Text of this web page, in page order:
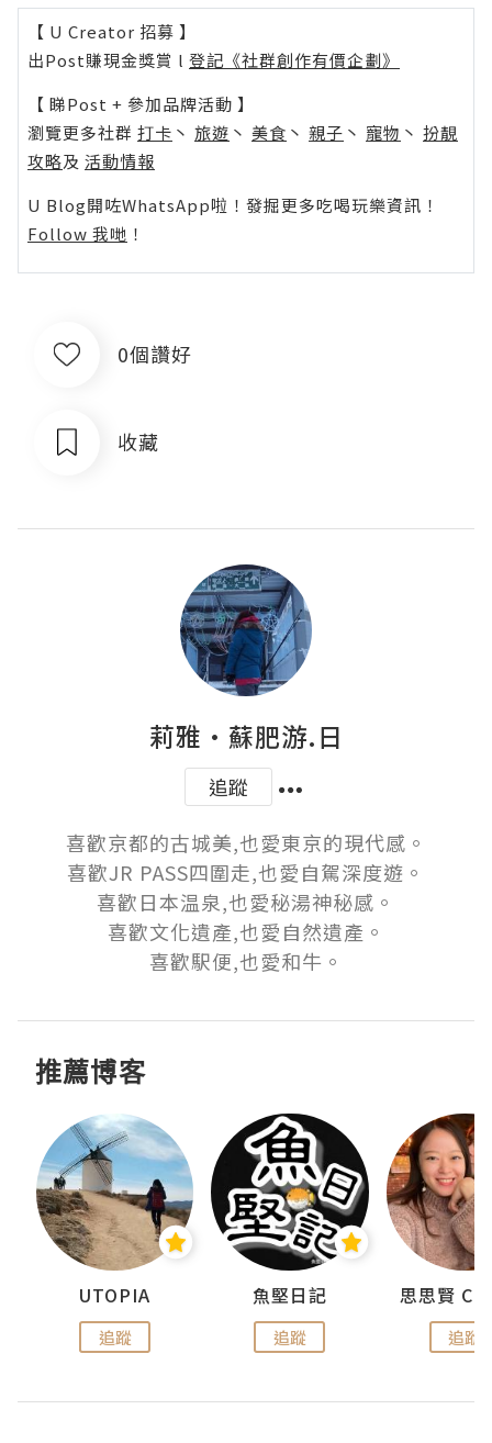
【 U Creator 招募 】
出Post賺現金獎賞 l 登記《社群創作有價企劃》
【 睇Post + 參加品牌活動 】
瀏覽更多社群 打卡 丶 旅遊 丶 美食 丶 親子 丶 寵物 丶 扮靚
攻略及 活動情報
U Blog開咗WhatsApp啦！發掘更多吃喝玩樂資訊！
Follow 我哋 ！
0個讚好
收藏
莉雅·蘇肥游.日
追蹤
喜歡京都的古城美,也愛東京的現代感。
喜歡JR PASS四圍走,也愛自駕深度遊。
喜歡日本温泉,也愛秘湯神秘感。
喜歡文化遺產,也愛自然遺產。
喜歡駅便,也愛和牛。
推薦博客
UTOPIA
追蹤
魚堅日記
追蹤 追蹤